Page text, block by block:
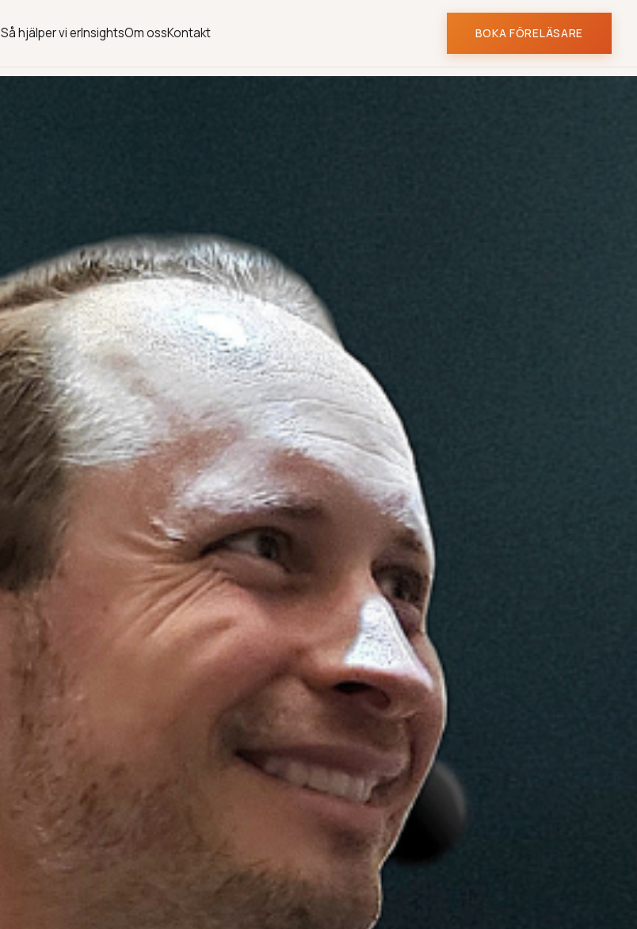
Så hjälper vi erInsightsOm ossKontakt BOKA FÖRELÄSARE